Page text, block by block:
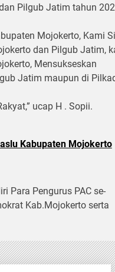
Pilgub Jatim tahun
Mojokerto, Kami
dan Pilgub Jatim,
Mensukseskan
Jatim maupun di
ucap H . Sopii.
Kabupaten Mojokerto
Para Pengurus PAC se-
Kab.Mojokerto serta